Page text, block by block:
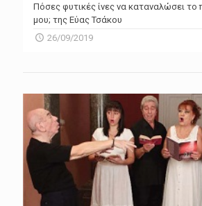
Πόσες φυτικές ίνες να καταναλώσει το
μου; της Εύας Τσάκου
26/09/2019